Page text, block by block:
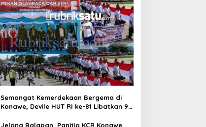
Semangat Kemerdekaan Bergema di
Konawe, Devile HUT RI ke-81 Libatkan 98
Jelang Balapan, Panitia KCR Konawe